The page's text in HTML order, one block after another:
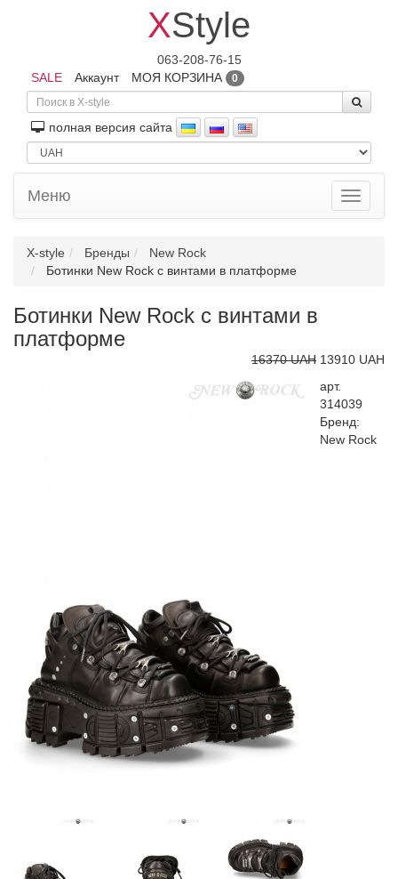
XStyle
063-208-76-15
SALE
Аккаунт МОЯ КОРЗИНА 0
полная версия сайта
Toggle
Меню
X-style Бренды
New Rock
Ботинки New Rock с винтами в платформе
Ботинки New Rock с винтами в
платформе
16370 UAH 13910 UAH
арт.
314039
Бренд:
New Rock